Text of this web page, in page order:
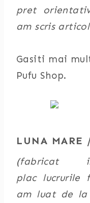
pret
am scris
Gasiti mai
Pufu Shop.
LUNA MARE
(fabricat
plac lucrurile
am luat de